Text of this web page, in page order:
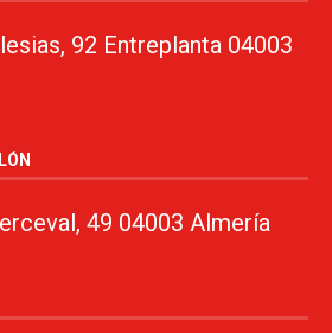
92 Entreplanta 04003
49 04003 Almería